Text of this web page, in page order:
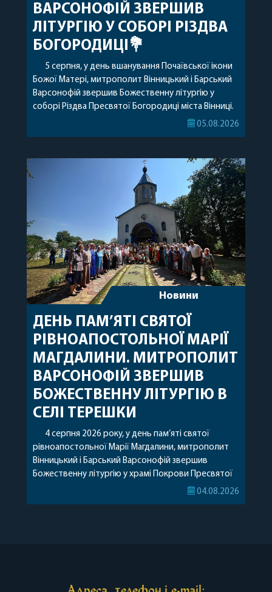
ВАРСОНОФІЙ ЗВЕРШИВ
ЛІТУРГІЮ У СОБОРІ РІЗДВА
БОГОРОДИЦІ💐
5 серпня, у день вшанування Почаївської ікони
Божої Матері, митрополит Вінницький і Барський
Варсонофій звершив Божественну літургію у
соборі Різдва Пресвятої Богородиці міста Вінниці.
Його Високопреосвященству співслужили
священному сані. Під час богослужіння підносилися
особливі молитви за мир в Україні, за воїнів, які
05.08.2026
Новини
ДЕНЬ ПАМ’ЯТІ СВЯТОЇ
РІВНОАПОСТОЛЬНОЇ МАРІЇ
МАГДАЛИНИ. МИТРОПОЛИТ
ВАРСОНОФІЙ ЗВЕРШИВ
БОЖЕСТВЕННУ ЛІТУРГІЮ В
СЕЛІ ТЕРЕШКИ
4 серпня 2026 року, у день пам’яті святої
рівноапостольної Марії Магдалини, митрополит
Вінницький і Барський Варсонофій звершив
Божественну літургію у храмі Покрови Пресвятої
Богородиці села Терешки Барського благочиння.
04.08.2026